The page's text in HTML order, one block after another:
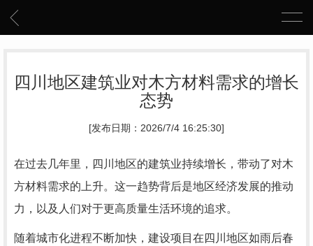
四川地区建筑业对木方材料需求的增长
态势
[发布日期：2026/7/4 16:25:30]
在过去几年里，四川地区的建筑业持续增长，带动了对木
方材料需求的上升。这一趋势背后是地区经济发展的推动
力，以及人们对于更高质量生活环境的追求。
随着城市化进程不断加快，建设项目在四川地区如雨后春